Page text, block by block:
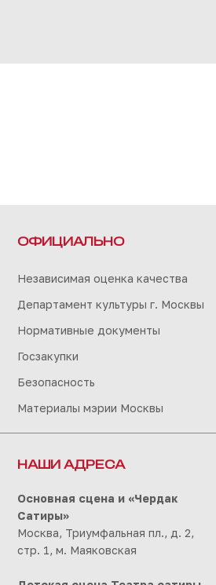
ОФИЦИАЛЬНО
Независимая оценка качества
Департамент культуры г. Москвы
Нормативные документы
Госзакупки
Безопасность
Материалы мэрии Москвы
НАШИ АДРЕСА
Основная сцена и «Чердак
Сатиры»
Москва, Триумфальная пл., д. 2,
стр. 1, м. Маяковская